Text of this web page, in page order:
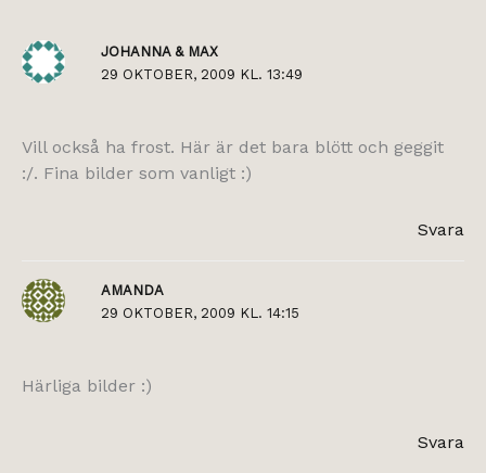
JOHANNA & MAX
29 OKTOBER, 2009 KL. 13:49
Vill också ha frost. Här är det bara blött och geggit
:/. Fina bilder som vanligt :)
Svara
AMANDA
29 OKTOBER, 2009 KL. 14:15
Härliga bilder :)
Svara